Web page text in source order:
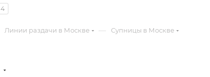
4
Линии раздачи в Москве — Супницы в Москве